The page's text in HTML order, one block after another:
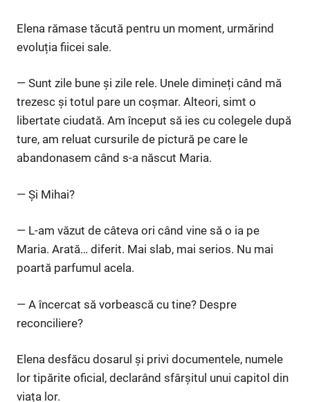
Elena rămase tăcută pentru un moment, urmărind
evoluția fiicei sale.
— Sunt zile bune și zile rele. Unele dimineți când mă
trezesc și totul pare un coșmar. Alteori, simt o
libertate ciudată. Am început să ies cu colegele după
ture, am reluat cursurile de pictură pe care le
abandonasem când s-a născut Maria.
— Și Mihai?
— L-am văzut de câteva ori când vine să o ia pe
Maria. Arată… diferit. Mai slab, mai serios. Nu mai
poartă parfumul acela.
— A încercat să vorbească cu tine? Despre
reconciliere?
Elena desfăcu dosarul și privi documentele, numele
lor tipărite oficial, declarând sfârșitul unui capitol din
viața lor.